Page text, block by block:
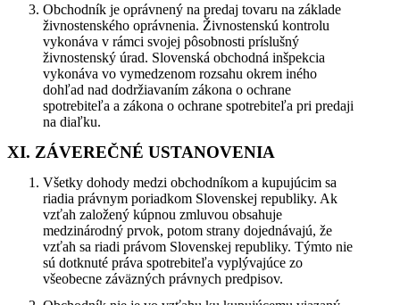
Obchodník je oprávnený na predaj tovaru na základe
živnostenského oprávnenia. Živnostenskú kontrolu
vykonáva v rámci svojej pôsobnosti príslušný
živnostenský úrad. Slovenská obchodná inšpekcia
vykonáva vo vymedzenom rozsahu okrem iného
dohľad nad dodržiavaním zákona o ochrane
spotrebiteľa a zákona o ochrane spotrebiteľa pri predaji
na diaľku.
XI. ZÁVEREČNÉ USTANOVENIA
Všetky dohody medzi obchodníkom a kupujúcim sa
riadia právnym poriadkom Slovenskej republiky. Ak
vzťah založený kúpnou zmluvou obsahuje
medzinárodný prvok, potom strany dojednávajú, že
vzťah sa riadi právom Slovenskej republiky. Týmto nie
sú dotknuté práva spotrebiteľa vyplývajúce zo
všeobecne záväzných právnych predpisov.